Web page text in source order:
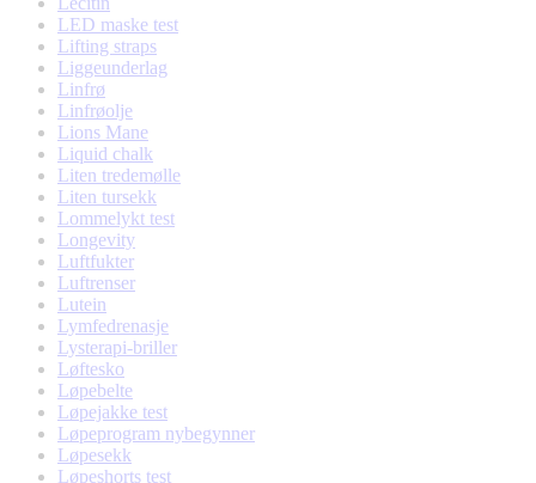
LED maske test
Lifting straps
Liggeunderlag
Linfrø
Linfrøolje
Lions Mane
Liquid chalk
Liten tredemølle
Liten tursekk
Lommelykt test
Longevity
Luftfukter
Luftrenser
Lutein
Lymfedrenasje
Lysterapi-briller
Løftesko
Løpebelte
Løpejakke test
Løpeprogram nybegynner
Løpesekk
Løpeshorts test